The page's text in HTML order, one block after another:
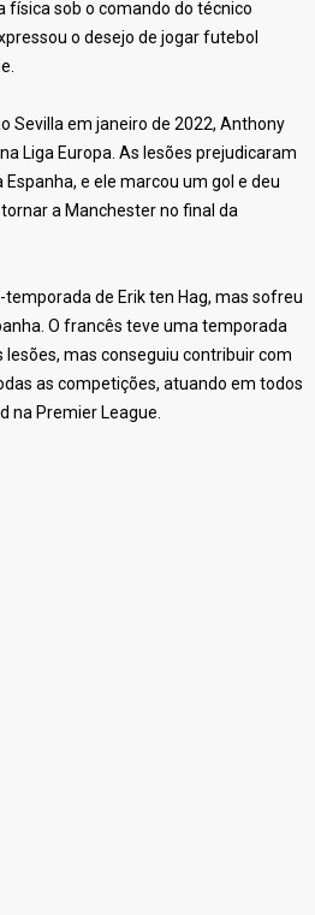
física sob o comando do técnico
o desejo de jogar futebol
Sevilla em janeiro de 2022, Anthony
Liga Europa. As lesões prejudicaram
e ele marcou um gol e deu
a Manchester no final da
de Erik ten Hag, mas sofreu
O francês teve uma temporada
mas conseguiu contribuir com
as competições, atuando em todos
na Premier League.